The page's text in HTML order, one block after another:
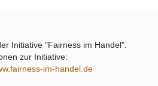
Initiative "Fairness im Handel".
zur Initiative:
im-handel.de